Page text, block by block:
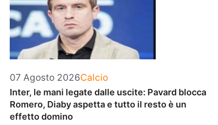
07 Agosto 2026Categorie
Calcio
Inter, le mani legate dalle uscite: Pavard blocca
Romero, Diaby aspetta e tutto il resto è un
effetto domino